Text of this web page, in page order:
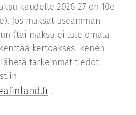
kaudelle 2026-27 on 10e
Jos maksat useamman
(tai maksu ei tule omata
kertoaksesi kenen
tarkemmat tiedot
.